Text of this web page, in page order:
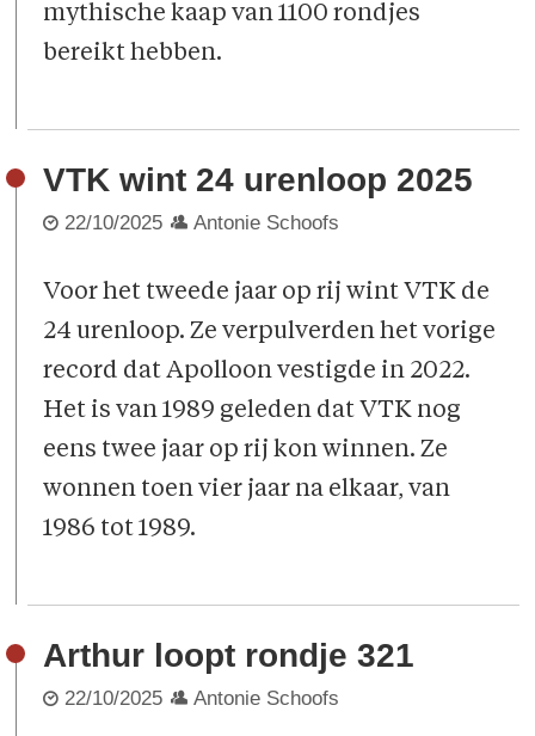
mythische kaap van 1100 rondjes
bereikt hebben.
VTK wint 24 urenloop 2025
22/10/2025 Antonie Schoofs
Voor het tweede jaar op rij wint VTK de
24 urenloop. Ze verpulverden het vorige
record dat Apolloon vestigde in 2022.
Het is van 1989 geleden dat VTK nog
eens twee jaar op rij kon winnen. Ze
wonnen toen vier jaar na elkaar, van
1986 tot 1989.
Arthur loopt rondje 321
22/10/2025 Antonie Schoofs